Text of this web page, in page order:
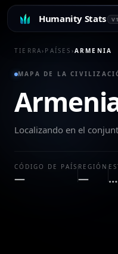
Humanity Stats V1
TIERRA› PAÍSES ›ARMENIA
MAPA DE LA
Localizando en el
CÓDIGO DE PAÍS
—
REGIÓN
— …